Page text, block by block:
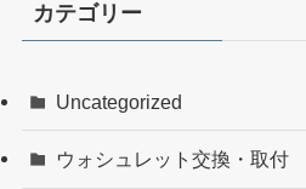
カテゴリー
Uncategorized
ウォシュレット交換・取付